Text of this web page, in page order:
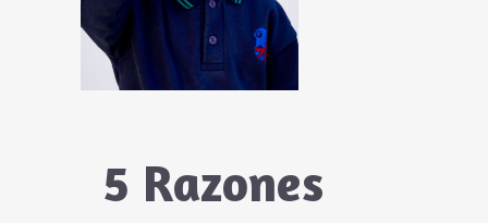
5 Razones